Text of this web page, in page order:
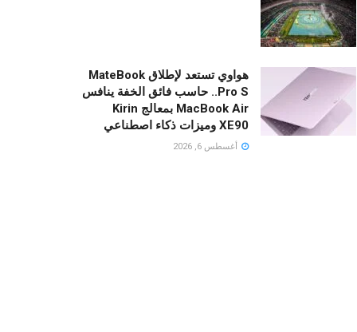
هواوي تستعد لإطلاق MateBook
Pro S.. حاسب فائق الخفة ينافس
MacBook Air بمعالج Kirin
XE90 وميزات ذكاء اصطناعي
أغسطس 6, 2026